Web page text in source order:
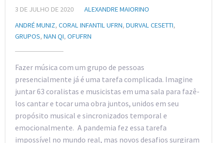
3 DE JULHO DE 2020
ALEXANDRE MAIORINO
ANDRÉ MUNIZ, CORAL INFANTIL UFRN, DURVAL CESETTI,
GRUPOS, NAN QI, OFUFRN
Fazer música com um grupo de pessoas
presencialmente já é uma tarefa complicada. Imagine
juntar 63 coralistas e musicistas em uma sala para fazê-
los cantar e tocar uma obra juntos, unidos em seu
propósito musical e sincronizados temporal e
emocionalmente. A pandemia fez essa tarefa
impossível no mundo real, mas novos desafios surgiram